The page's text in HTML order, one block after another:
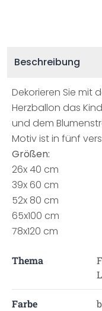
Beschreibung
Dekorieren Sie mit
Herzballon das
und dem
Motiv ist in fünf
Größen:
26x 40 cm
39x 60 cm
52x 80 cm
65x100 cm
78x120 cm
Thema
Farbe